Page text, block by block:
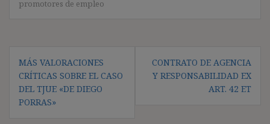
promotores de empleo
Navegación
de
entradas
MÁS VALORACIONES
CRÍTICAS SOBRE EL CASO
DEL TJUE «DE DIEGO
PORRAS»
CONTRATO DE AGENCIA
Y RESPONSABILIDAD EX
ART. 42 ET